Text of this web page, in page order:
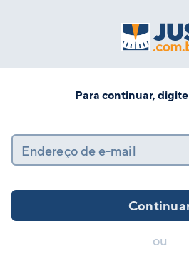
Para continuar,
Endereço de e-mail
ou